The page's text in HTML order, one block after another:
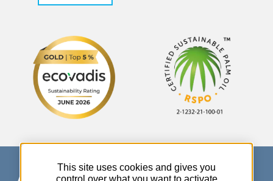
This site uses cookies and gives you
control over what you want to activate